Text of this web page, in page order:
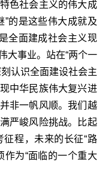
色社会主义的伟大成
”的是这些伟大成就及
全面建成社会主义现
大事业。站在“两个一
认识全面建设社会主
中华民族伟大复兴进
非一帆风顺。我们越
严峻风险挑战。比起
程，未来的长征“路
作为“面临的一个重大